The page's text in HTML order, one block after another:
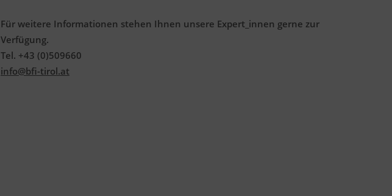
Für weitere Informationen stehen Ihnen unsere Expert_innen gerne zur
Verfügung.
Tel. +43 (0)509660
info@bfi-tirol.at